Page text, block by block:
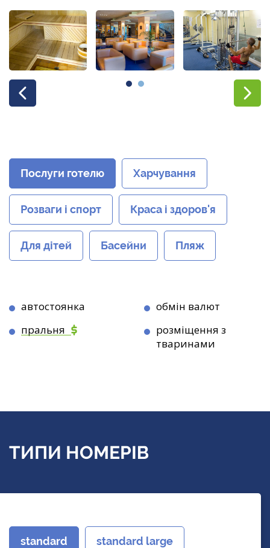
Послуги готелю Харчування
Розваги і спорт Краса і здоров'я
Для дітей Басейни Пляж
автостоянка
пральня
обмін валют
розміщення з
тваринами
ТИПИ НОМЕРІВ
standard standard large